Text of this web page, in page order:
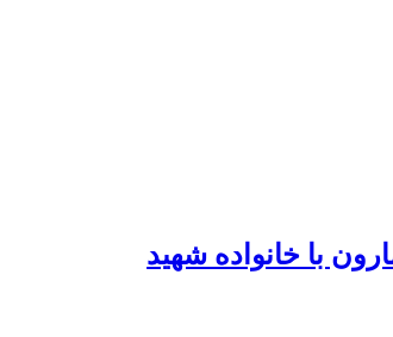
با خانواده شهید